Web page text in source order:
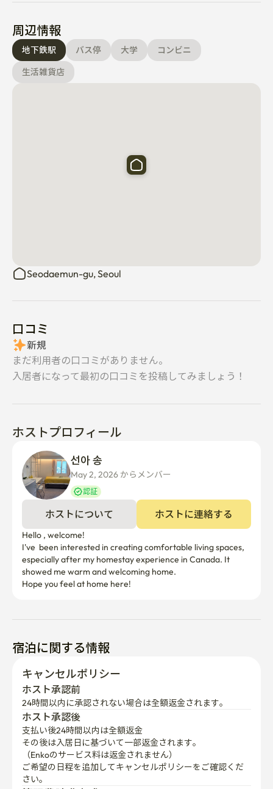
周辺情報
地下鉄駅 バス停 大学
コンビニ
生活雑貨店
Seodaemun-gu, Seoul
口コミ
新規
まだ利用者の口コミがありません。
入居者になって最初の口コミを投稿してみましょう！
ホストプロフィール
선아 송
May 2, 2026 からメンバー
認証
ホストについて ホストに連絡する
Hello , welcome!
I've  been interested in creating comfortable living spaces,
especially after my homestay experience in Canada. It
showed me warm and welcoming home.
宿泊に関する情報
キャンセルポリシー
ホスト承認前
24時間以内に承認されない場合は全額返金されます。
ホスト承認後
支払い後24時間以内は全額返金
その後は入居日に基づいて一部返金されます。
（Enkoのサービス料は返金されません）
ご希望の日程を追加してキャンセルポリシーをご確認くだ
さい。